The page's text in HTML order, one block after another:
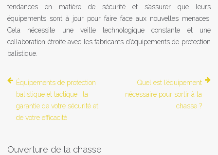
tendances en matière de sécurité et s’assurer que leurs
équipements sont à jour pour faire face aux nouvelles menaces.
Cela nécessite une veille technologique constante et une
collaboration étroite avec les fabricants d’équipements de protection
balistique.
Équipements de protection
balistique et tactique : la
garantie de votre sécurité et
de votre efficacité
Quel est l’équipement
nécessaire pour sortir à la
chasse ?
Ouverture de la chasse